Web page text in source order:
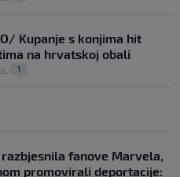
Kupanje s konjima hit
na hrvatskoj obali
1
fanove Marvela,
promovirali deportacije: